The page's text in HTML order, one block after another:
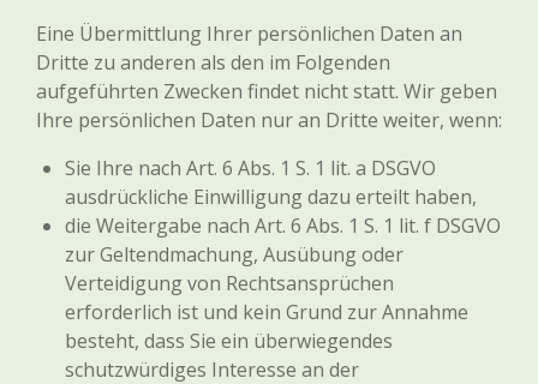
Eine Übermittlung Ihrer persönlichen Daten an
Dritte zu anderen als den im Folgenden
aufgeführten Zwecken findet nicht statt. Wir geben
Ihre persönlichen Daten nur an Dritte weiter, wenn:
Sie Ihre nach Art. 6 Abs. 1 S. 1 lit. a DSGVO
ausdrückliche Einwilligung dazu erteilt haben,
die Weitergabe nach Art. 6 Abs. 1 S. 1 lit. f DSGVO
zur Geltendmachung, Ausübung oder
Verteidigung von Rechtsansprüchen
erforderlich ist und kein Grund zur Annahme
besteht, dass Sie ein überwiegendes
schutzwürdiges Interesse an der